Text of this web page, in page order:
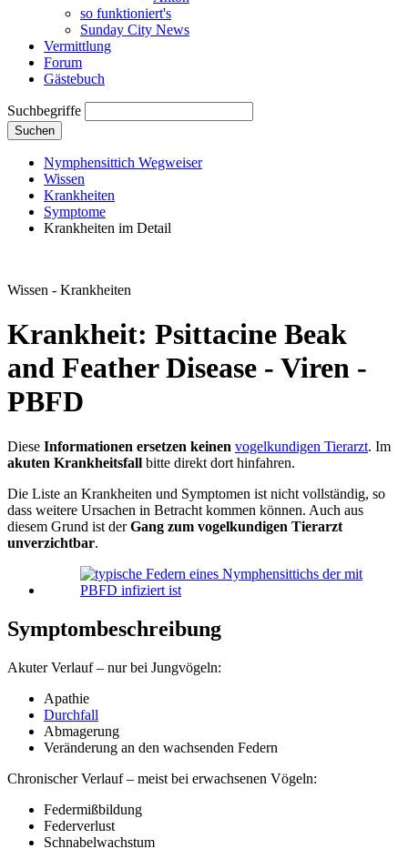
so funktioniert's
Sunday City News
Vermittlung
Forum
Gästebuch
Suchbegriffe
Suchen
Nymphensittich Wegweiser
Wissen
Krankheiten
Symptome
Krankheiten im Detail
Wissen - Krankheiten
Krankheit: Psittacine Beak
and Feather Disease - Viren -
PBFD
Diese Informationen ersetzen keinen vogelkundigen Tierarzt. Im
akuten Krankheitsfall bitte direkt dort hinfahren.
Die Liste an Krankheiten und Symptomen ist nicht vollständig, so
dass weitere Ursachen in Betracht kommen können. Auch aus
diesem Grund ist derGang zum vogelkundigen Tierarzt
unverzichtbar.
Symptombeschreibung
Akuter Verlauf – nur bei Jungvögeln:
Apathie
Durchfall
Abmagerung
Veränderung an den wachsenden Federn
Chronischer Verlauf – meist bei erwachsenen Vögeln:
Federmißbildung
Federverlust
Schnabelwachstum